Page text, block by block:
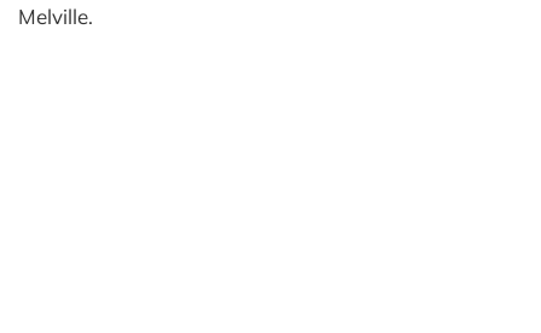
Melville.